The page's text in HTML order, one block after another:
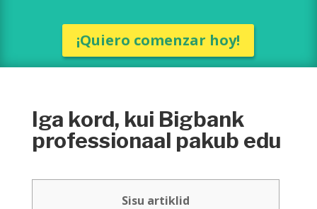
¡Quiero comenzar hoy!
Iga kord, kui Bigbank
professionaal pakub edu
Sisu artiklid